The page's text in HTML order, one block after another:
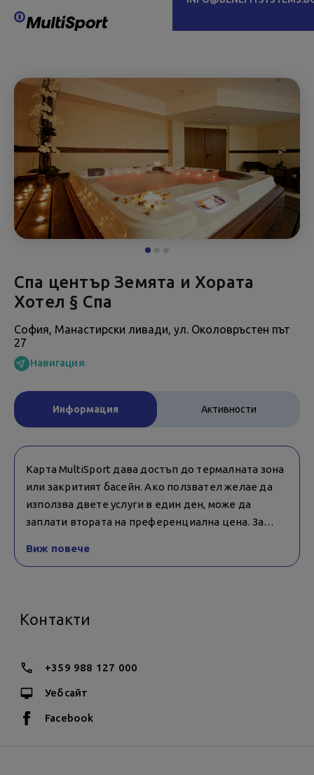
Спа център Земята и Хората
Хотел § Спа
София, Манастирски ливади, ул. Околовръстен път
27
Навигация
Информация Активности
Карта MultiSport дава достъп до термалната зона
или закритият басейн. Ако ползвател желае да
използва двете услуги в един ден, може да
заплати втората на преференциална цена. За
Виж повече
Контакти
+359 988 127 000
Уебсайт
Facebook